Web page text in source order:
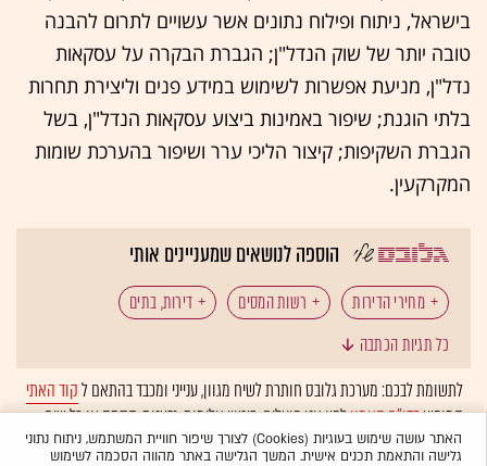
בישראל, ניתוח ופילוח נתונים אשר עשויים לתרום להבנה
טובה יותר של שוק הנדל"ן; הגברת הבקרה על עסקאות
נדל"ן, מניעת אפשרות לשימוש במידע פנים וליצירת תחרות
בלתי הוגנת; שיפור באמינות ביצוע עסקאות הנדל"ן, בשל
הגברת השקיפות; קיצור הליכי ערר ושיפור בהערכת שומות
המקרקעין.
הוספה לנושאים שמעניינים אותי
מחירי הדירות רשות המסים דירות, בתים
נדל"ן: נדל"ן למגורים
כל תגיות הכתבה
לתשומת לבכם: מערכת גלובס חותרת לשיח מגוון, ענייני ומכבד בהתאם לקוד האתי
המופיעבדו"ח האמוןלפיו אנו פועלים. ביטויי אלימות, גזענות, הסתה או כל שיח
בלתי הולם אחר מסוננים בצורהאוטומטיתולא יפורסמו באתר.
האתר עושה שימוש בעוגיות (Cookies) לצורך שיפור חוויית המשתמש, ניתוח נתוני
גלישה והתאמת תכנים אישית. המשך הגלישה באתר מהווה הסכמה לשימוש